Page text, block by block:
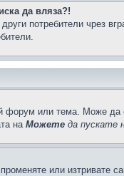
да вляза?!
потребители чрез
форум или тема. Може
на Можете да пускате
или изтривате